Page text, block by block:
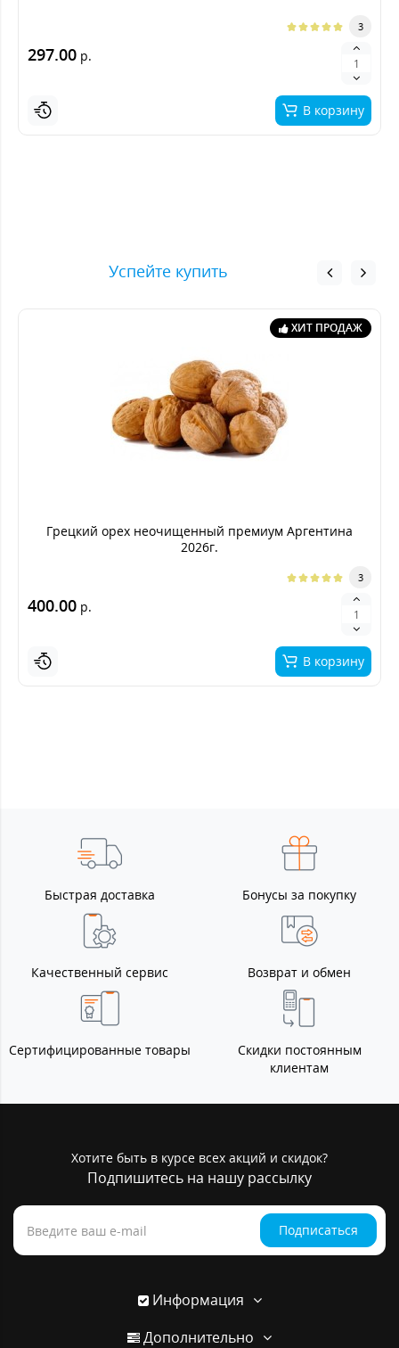
3
297.00 р.
В корзину
Успейте купить
ХИТ ПРОДАЖ
Грецкий орех неочищенный премиум Аргентина
2026г.
3
400.00 р.
В корзину
Быстрая доставка Бонусы за покупку
Качественный сервис Возврат и обмен
Сертифицированные товары
Скидки постоянным
клиентам
Хотите быть в курсе всех акций и скидок?
Подпишитесь на нашу рассылку
Подписаться
Информация
Дополнительно